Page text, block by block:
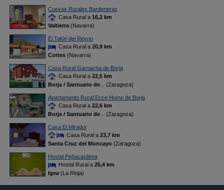
Cuevas Rurales Bardeneras
Casa Rural a 16,2 km
Valtierra(Navarra)
El Talón del Reyno
Casa Rural a 20,9 km
Cortes(Navarra)
Casa Rural Garnacha de Borja
Casa Rural a 22,5 km
Borja / Santuario de... (Zaragoza)
Apartamento Rural Ecce Homo de Borja
Casa Rural a 22,6 km
Borja / Santuario de... (Zaragoza)
Casa El Mirador
Casa Rural a 23,7 km
Santa Cruz del Moncayo(Zaragoza)
Hostal Peñacardena
Hostal Rural a 25,4 km
Igea(La Rioja)